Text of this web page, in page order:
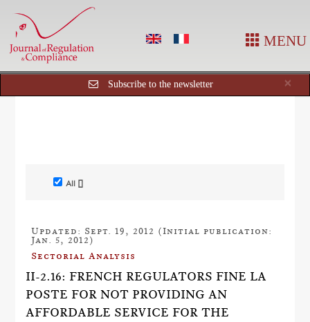
MENU
×
Subscribe to the newsletter
All []
Updated: Sept. 19, 2012 (Initial publication:
Jan. 5, 2012)
Sectorial Analysis
II-2.16: FRENCH REGULATORS FINE LA
POSTE FOR NOT PROVIDING AN
AFFORDABLE SERVICE FOR THE